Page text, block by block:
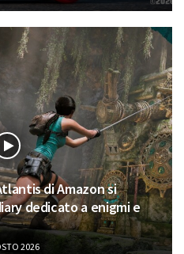
di Amazon si
dedicato a enigmi e
2026